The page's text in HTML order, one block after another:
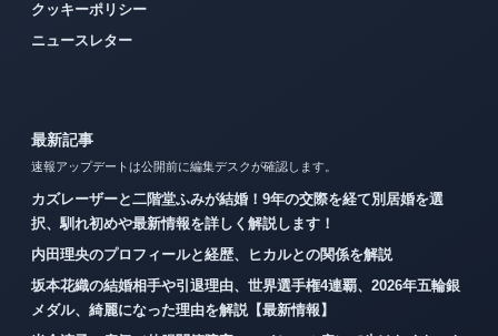
クッキーポリシー
ニュースレター
最新記事
速報アップデートは公開前に編集デスクが確認します。
カズレーザーと二階堂ふみが結婚！9年の交際を経て別居婚を選
択、馴れ初めや最新情報を詳しく解説します！
内田理央のプロフィールと経歴、ヒカルとの関係を解説
坂本花織の結婚相手や引退理由、世界選手権4連覇、2026年五輪銀
メダル、綺麗になった理由を解説【最新情報】